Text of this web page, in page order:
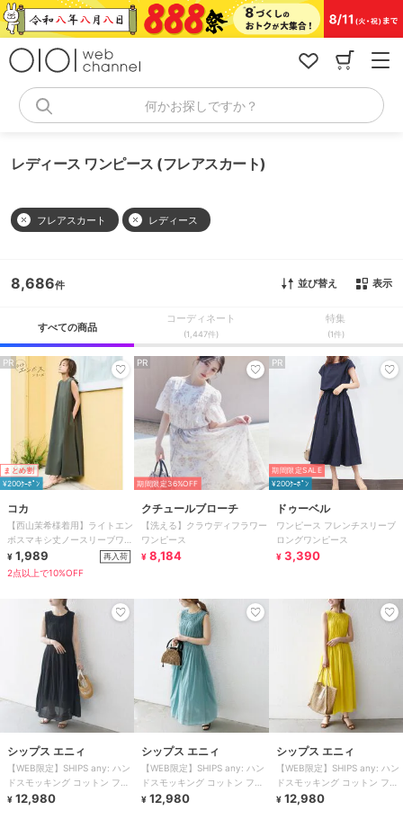
コ
ン
何かお探しですか？
レディース ワンピース (フレアスカート)
フレアスカート レディース
8,686 並び替え 表示
すべての商品
コーディネート
(1,447件)
特集
(1件)
PR
まとめ割
¥200ｸｰﾎﾟﾝ
コカ
【西山茉希様着用】ライトエン
ボスマキシ丈ノースリーブワン
ピース 全4色 / シワになりにく
い・速乾
¥ 1,989 再入荷
2点以上で10%OFF
PR
期間限定36%OFF
クチュールブローチ
【洗える】クラウディフラワー
ワンピース
¥ 8,184
PR
期間限定SALE
¥200ｸｰﾎﾟﾝ
ドゥーベル
ワンピース フレンチスリーブ
ロングワンピース
¥ 3,390
シップス エニィ
【WEB限定】SHIPS any: ハン
ドスモッキング コットン フレ
ア ノースリーブ ワンピース
¥ 12,980
シップス エニィ
【WEB限定】SHIPS any: ハン
ドスモッキング コットン フレ
ア ノースリーブ ワンピース
¥ 12,980
シップス エニィ
【WEB限定】SHIPS any: ハン
ドスモッキング コットン フレ
ア ノースリーブ ワンピース
¥ 12,980